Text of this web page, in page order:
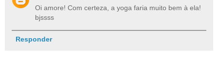
Oi amore! Com certeza, a yoga faria muito bem à ela!
bjssss
Responder